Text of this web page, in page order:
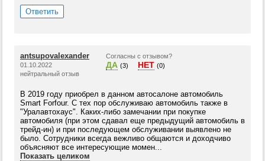
Ответить
antsupovalexander
01.10.2022
нейтральный отзыв
Согласны с отзывом?
ДА (3) НЕТ (0)
В 2019 году приобрел в данном автосалоне автомобиль
Smart Forfour. С тех пор обслуживаю автомобиль также в
"Уралавтохаус". Каких-либо замечании при покупке
автомобиля (при этом сдавал еще предыдущий автомобиль в
трейд-ин) и при последующем обслуживании выявлено не
было. Сотрудники всегда вежливо общаются и доходчиво
объясняют все интересующие момен...
Показать целиком